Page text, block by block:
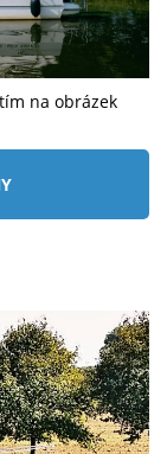
na obrázek